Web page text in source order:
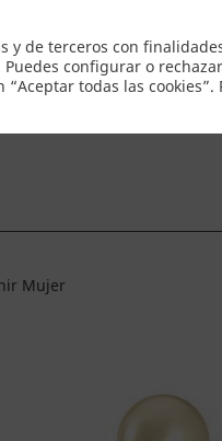
y de terceros con
configurar o
“Aceptar todas las
Comercios Ofertas
Mujer